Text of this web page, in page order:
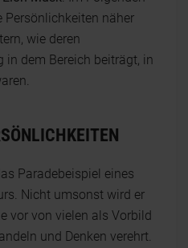
Persönlichkeiten näher
wie deren
in dem Bereich beiträgt, in
Paradebeispiel eines
Nicht umsonst wird er
vor von vielen als Vorbild
und Denken verehrt.